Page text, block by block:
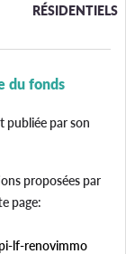
RÉSIDENTIELS
du fonds
publiée par son
proposées par
page:
lf-renovimmo